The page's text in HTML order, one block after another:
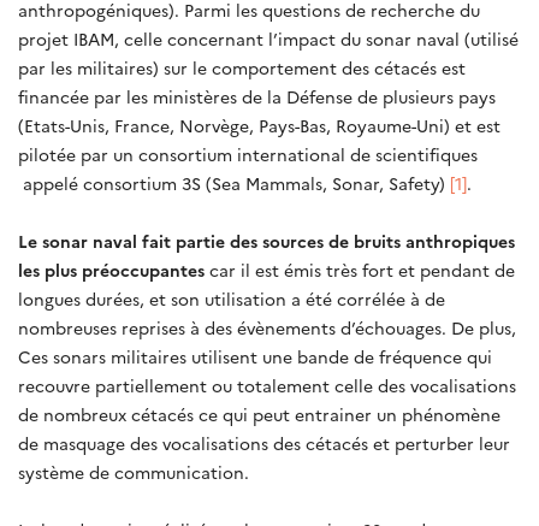
anthropogéniques). Parmi les questions de recherche du
projet IBAM, celle concernant l’impact du sonar naval (utilisé
par les militaires) sur le comportement des cétacés est
financée par les ministères de la Défense de plusieurs pays
(Etats-Unis, France, Norvège, Pays-Bas, Royaume-Uni) et est
pilotée par un consortium international de scientifiques
appelé consortium 3S (Sea Mammals, Sonar, Safety) [1].
Le sonar naval fait partie des sources de bruits anthropiques
les plus préoccupantes car il est émis très fort et pendant de
longues durées, et son utilisation a été corrélée à de
nombreuses reprises à des évènements d’échouages. De plus,
Ces sonars militaires utilisent une bande de fréquence qui
recouvre partiellement ou totalement celle des vocalisations
de nombreux cétacés ce qui peut entrainer un phénomène
de masquage des vocalisations des cétacés et perturber leur
système de communication.